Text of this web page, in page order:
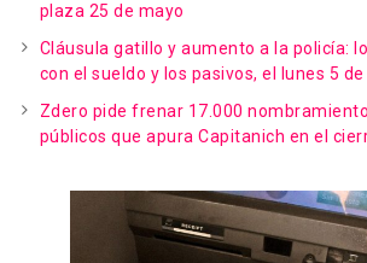
plaza 25 de mayo
Cláusula gatillo y aumento a la policía:
con el sueldo y los pasivos, el lunes 5
Zdero pide frenar 17.000
públicos que apura Capitanich en el